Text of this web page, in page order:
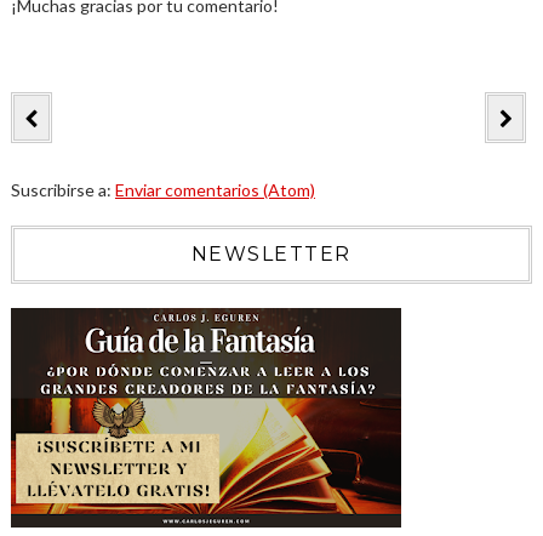
¡Muchas gracias por tu comentario!
Suscribirse a: Enviar comentarios (Atom)
NEWSLETTER